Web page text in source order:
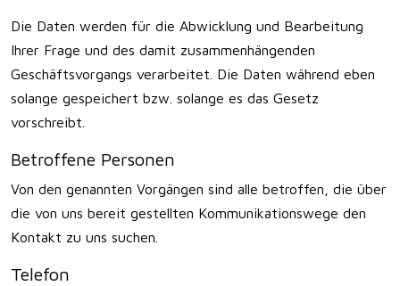
Die Daten werden für die Abwicklung und Bearbeitung
Ihrer Frage und des damit zusammenhängenden
Geschäftsvorgangs verarbeitet. Die Daten während eben
solange gespeichert bzw. solange es das Gesetz
vorschreibt.
Betroffene Personen
Von den genannten Vorgängen sind alle betroffen, die über
die von uns bereit gestellten Kommunikationswege den
Kontakt zu uns suchen.
Telefon